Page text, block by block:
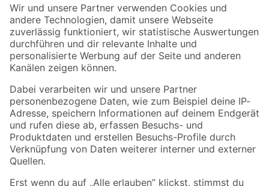
Der toom Newsletter: Keine Angebote und Aktionen mehr verpassen!
Zur Newsletter Anmeldung
Folge uns
Zahlungsarten Versandarten
Sicher einkaufen